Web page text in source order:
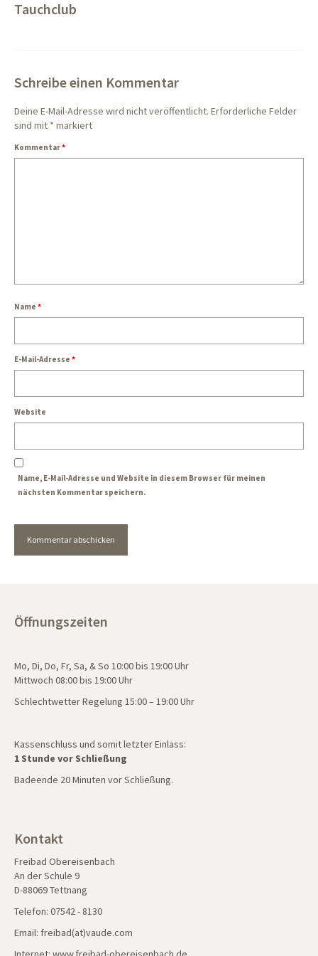
Tauchclub
Schreibe einen Kommentar
Deine E-Mail-Adresse wird nicht veröffentlicht. Erforderliche Felder
sind mit * markiert
Kommentar*
Name *
E-Mail-Adresse *
Website
Name, E-Mail-Adresse und Website in diesem Browser für meinen
nächsten Kommentar speichern.
Öffnungszeiten
Mo, Di, Do, Fr, Sa, & So 10:00 bis 19:00 Uhr
Mittwoch 08:00 bis 19:00 Uhr
Schlechtwetter Regelung 15:00 – 19:00 Uhr
Kassenschluss und somit letzter Einlass:
1 Stunde vor Schließung
Badeende 20 Minuten vor Schließung.
Kontakt
Freibad Obereisenbach
An der Schule 9
D-88069 Tettnang
Telefon: 07542 - 8130
Email: freibad(at)vaude.com